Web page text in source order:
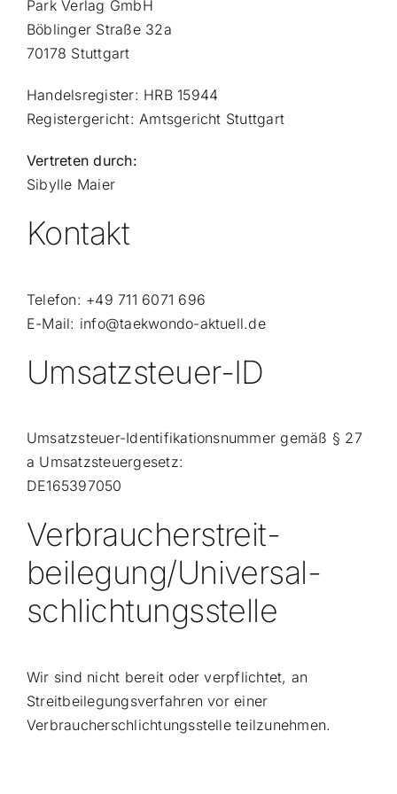
Park Verlag GmbH
Böblinger Straße 32a
70178 Stuttgart
Handelsregister: HRB 15944
Registergericht: Amtsgericht Stuttgart
Vertreten durch:
Sibylle Maier
Kontakt
Telefon: +49 711 6071 696
E-Mail: info@taekwondo-aktuell.de
Umsatzsteuer-ID
Umsatzsteuer-Identifikationsnummer gemäß § 27
a Umsatzsteuergesetz:
DE165397050
Verbraucher­streit­
beilegung/Universal­
schlichtungs­stelle
Wir sind nicht bereit oder verpflichtet, an
Streitbeilegungsverfahren vor einer
Verbraucherschlichtungsstelle teilzunehmen.